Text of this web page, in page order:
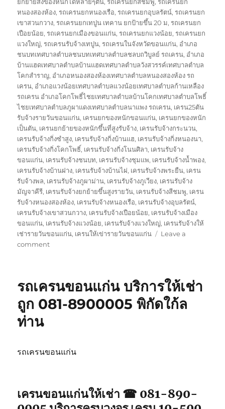
หนองสองห้อง,รถเครนยกหนองเรือ,รถเครนยกอุบลรัตน์,รถเครนยก
เขาสวนกวาง,รถเครนยกเทปูน เทคาน ยกป้ายขึ้น 20 ม,รถเครนยก
เปือยน้อย,รถเครนยกเมืองขอนแก่น,รถเครนยกแวงน้อย,รถเครนยก
แวงใหญ่,รถเครนรับจ้างเทปูน,รถเครนในจังหวัดขอนแก่น, อำเภอ
ชนบทเทศบาลตำบลชนบทเทศบาลตำบลชลบถวิบูลย์ รถเครน, อำเภอ
บ้านแฮดเทศบาลตำบลบ้านแฮดเทศบาลตำบลวังสวรรค์เทศบาลตำบล
โคกสำราญ, อำเภอหนองสองห้องเทศบาลตำบลหนองสองห้อง รถ
เครน, อำเภอแวงน้อยเทศบาลตำบลแวงน้อยเทศบาลตำบลก้านเหลือง
รถเครน อำเภอโคกโพธิ์ไชยเทศบาลตำบลบ้านโคกเทศบาลตำบลโพธิ์
ไชยเทศบาลตำบลภูผาแดงเทศบาลตำบลนาแพง รถเครน, เครน25ตัน
รับจ้างรายวันขอนแก่น, เครนยกของหนักขอนแก่น, เครนยกของหนัก
เป็นตัน, เครนยกย้ายของหนักขึ้นที่สูงรับจ้าง, เครนรับจ้างกระนวน,
เครนรับจ้างกิ่งซำสูง, เครนรับจ้างกิ่งบ้านแฮ, เครนรับจ้างกิ่งหนองนา,
เครนรับจ้างกิ่งโคกโพธิ์, เครนรับจ้างกิ่งโนนศิลา, เครนรับจ้าง
ขอนแก่น, เครนรับจ้างชนบท, เครนรับจ้างชุมแพ, เครนรับจ้างน้ำพอง,
เครนรับจ้างบ้านฝาง, เครนรับจ้างบ้านไผ่, เครนรับจ้างพระยืน, เครน
รับจ้างพล, เครนรับจ้างภูผาม่าน, เครนรับจ้างภูเวียง, เครนรับจ้าง
มัญจาคีรี, เครนรับจ้างยกย้ายขึ้นสูงรายวัน, เครนรับจ้างสีชมพู, เครน
รับจ้างหนองสองห้อง, เครนรับจ้างหนองเรือ, เครนรับจ้างอุบลรัตน์,
เครนรับจ้างเขาสวนกวาง, เครนรับจ้างเปือยน้อย, เครนรับจ้างเมือง
ขอนแก่น, เครนรับจ้างแวงน้อย, เครนรับจ้างแวงใหญ่, เครนรับจ้างให้
เช่ารายวันขอนแก่น, เครนให้เข่ารายวันขอนแก่น
Leave a
commenton
เช่า
รถ
ฉัน
รถเครนขอนแก่น บริการให้เช่า
ถูก 081-8900005 พิกัดใก้ล
ท่าน
รถเครนขอนแก่น
เครนขอนแก่นให้เช่า ☎ 081-890-